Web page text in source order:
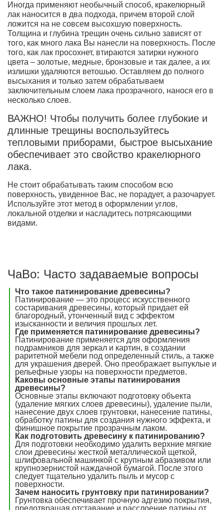
Иногда применяют необычный способ, кракелюрный
лак наносится в два подхода, причем второй слой
ложится на не совсем высохшую поверхность.
Толщина и глубина трещин очень сильно зависят от
того, как много лака Вы нанесли на поверхность. После
того, как лак просохнет, втираются затирки нужного
цвета – золотые, медные, бронзовые и так далее, а их
излишки удаляются ветошью. Оставляем до полного
высыхания и только затем обрабатываем
заключительным слоем лака прозрачного, нанося его в
несколько слоев.
ВАЖНО! Чтобы получить более глубокие и
длинные трещины воспользуйтесь
тепловыми приборами, быстрое высыхание
обеспечивает это свойство кракелюрного
лака.
Не стоит обрабатывать таким способом всю
поверхность, увиденное Вас, не порадует, а разочарует.
Используйте этот метод в оформлении углов,
локальной отделки и насладитесь потрясающими
видами.
ЧаВо: Часто задаваемые вопросы
Что такое патинирование древесины?
Патинирование — это процесс искусственного
состаривания древесины, который придает ей
благородный, утонченный вид с эффектом
изысканности и величия прошлых лет.
Где применяется патинирование древесины?
Патинирование применяется для оформления
подрамников для зеркал и картин, в создании
раритетной мебели под определенный стиль, а также
для украшения дверей. Оно преображает выпуклые и
рельефные узоры на поверхности предметов.
Каковы основные этапы патинирования
древесины?
Основные этапы включают подготовку объекта
(удаление мягких слоев древесины), удаление пыли,
нанесение двух слоев грунтовки, нанесение патины,
обработку патины для создания нужного эффекта, и
финишное покрытие прозрачным лаком.
Как подготовить древесину к патинированию?
Для подготовки необходимо удалить верхние мягкие
слои древесины жесткой металлической щеткой,
шлифовальной машинкой с крупным абразивом или
крупнозернистой наждачной бумагой. После этого
следует тщательно удалить пыль и мусор с
поверхности.
Зачем наносить грунтовку при патинировании?
Грунтовка обеспечивает прочную адгезию покрытия,